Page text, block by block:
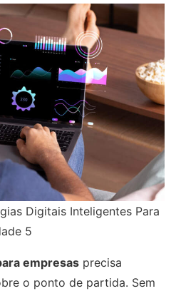
Digitais Inteligentes Para
5
empresas precisa
o ponto de partida. Sem